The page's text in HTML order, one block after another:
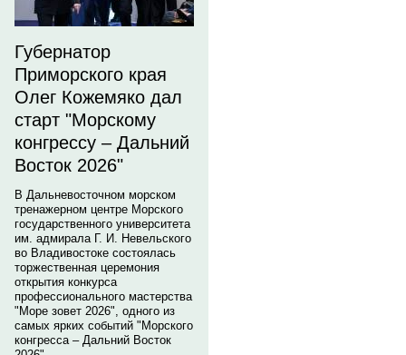
Губернатор
Приморского края
Олег Кожемяко дал
старт "Морскому
конгрессу – Дальний
Восток 2026"
В Дальневосточном морском
тренажерном центре Морского
государственного университета
им. адмирала Г. И. Невельского
во Владивостоке состоялась
торжественная церемония
открытия конкурса
профессионального мастерства
"Море зовет 2026", одного из
самых ярких событий "Морского
конгресса – Дальний Восток